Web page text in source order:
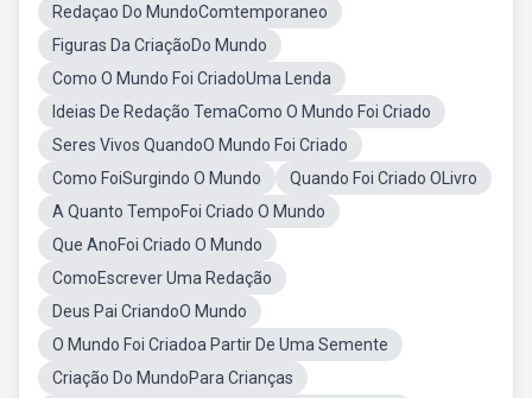
Redaçao Do MundoComtemporaneo
Figuras Da CriaçãoDo Mundo
Como O Mundo Foi CriadoUma Lenda
Ideias De Redação TemaComo O Mundo Foi Criado
Seres Vivos QuandoO Mundo Foi Criado
Como FoiSurgindo O Mundo
Quando Foi Criado OLivro
A Quanto TempoFoi Criado O Mundo
Que AnoFoi Criado O Mundo
ComoEscrever Uma Redação
Deus Pai CriandoO Mundo
O Mundo Foi Criadoa Partir De Uma Semente
Criação Do MundoPara Crianças